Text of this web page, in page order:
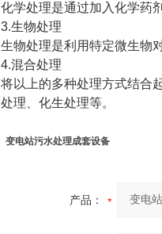
化学处理是通过加入化学药
3.生物处理
生物处理是利用特定微生物
4.混合处理
将以上的多种处理方式结合
处理、化生处理等。
变电站污水处理成套设备
产品：